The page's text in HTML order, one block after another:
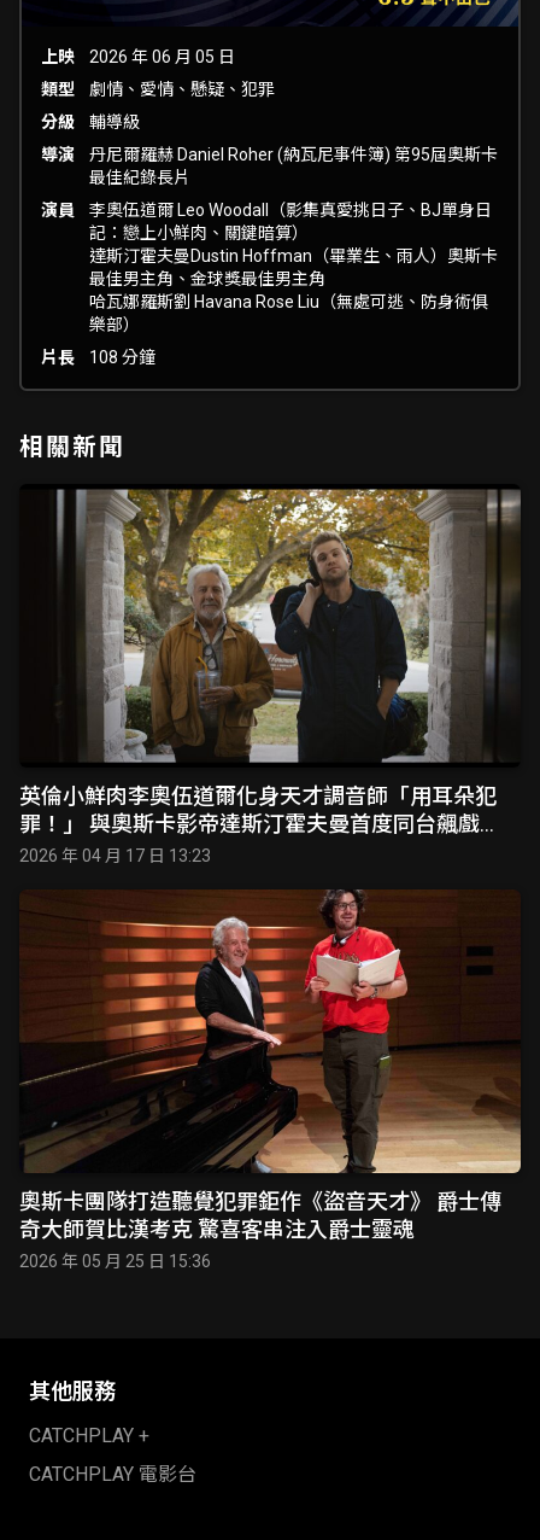
上映
2026 年 06 月 05 日
類型
劇情、愛情、懸疑、犯罪
分級
輔導級
導演
丹尼爾羅赫 Daniel Roher (納瓦尼事件簿) 第95屆奧斯卡
最佳紀錄長片
演員
李奧伍道爾 Leo Woodall（影集真愛挑日子、BJ單身日
記：戀上小鮮肉、關鍵暗算）
達斯汀霍夫曼Dustin Hoffman（畢業生、雨人）奧斯卡
最佳男主角、金球獎最佳男主角
哈瓦娜羅斯劉 Havana Rose Liu（無處可逃、防身術俱
樂部）
片長
108 分鐘
相關新聞
英倫小鮮肉李奧伍道爾化身天才調音師「用耳朵犯
罪！」 與奧斯卡影帝達斯汀霍夫曼首度同台飆戲
《盜音天才》靠絕對音感破解保險箱 6月5日正式上
2026 年 04 月 17 日 13:23
奧斯卡團隊打造聽覺犯罪鉅作《盜音天才》 爵士傳
奇大師賀比漢考克 驚喜客串注入爵士靈魂
2026 年 05 月 25 日 15:36
其他服務
CATCHPLAY +
CATCHPLAY 電影台